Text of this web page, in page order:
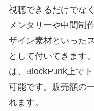
視聴できるだけでな
メンタリーや中間制
ザイン素材といった
として付いてきます
は、BlockPunk上で
可能です。販売額の
れます。